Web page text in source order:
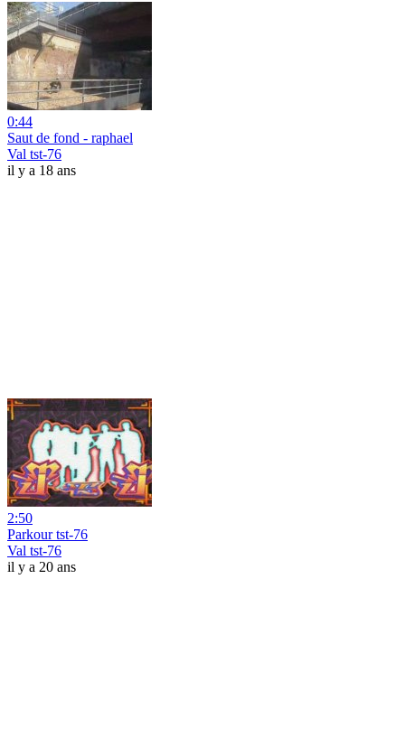
0:44
Saut de fond - raphael
Val tst-76
il y a 18 ans
2:50
Parkour tst-76
Val tst-76
il y a 20 ans